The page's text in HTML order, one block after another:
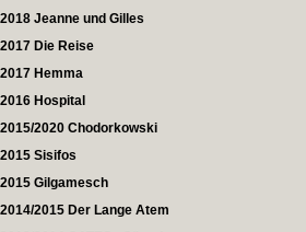
2018 Jeanne und Gilles
2017 Die Reise
2017 Hemma
2016 Hospital
2015/2020 Chodorkowski
2015 Sisifos
2015 Gilgamesch
2014/2015 Der Lange Atem